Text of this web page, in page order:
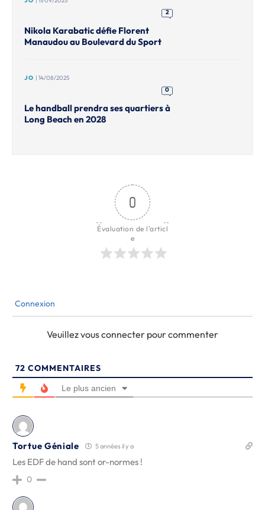
2
Nikola Karabatic défie Florent
Manaudou au Boulevard du Sport
JO | 14/08/2025
0
Le handball prendra ses quartiers à
Long Beach en 2028
0
Évaluation de l'articl
e
Connexion
Veuillez vous connecter pour commenter
72 COMMENTAIRES
Le plus ancien
Tortue Géniale 5 années il y a
Les EDF de hand sont or-normes !
0